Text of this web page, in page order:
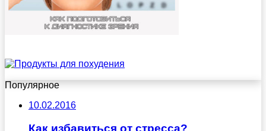
Популярное
10.02.2016
Как избавиться от стресса?